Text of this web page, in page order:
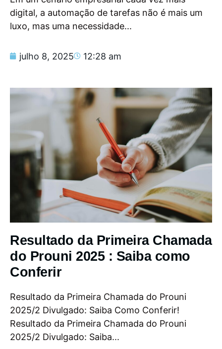
digital, a automação de tarefas não é mais um
luxo, mas uma necessidade...
julho 8, 2025 12:28 am
Resultado da Primeira Chamada
do Prouni 2025 : Saiba como
Conferir
Resultado da Primeira Chamada do Prouni
2025/2 Divulgado: Saiba Como Conferir!
Resultado da Primeira Chamada do Prouni
2025/2 Divulgado: Saiba...